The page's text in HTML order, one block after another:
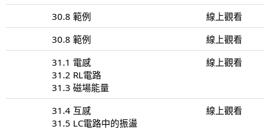
30.8 範例
線上觀看
30.8 範例
線上觀看
31.1 電感
31.2 RL電路
31.3 磁場能量
線上觀看
31.4 互感
31.5 LC電路中的振盪
線上觀看